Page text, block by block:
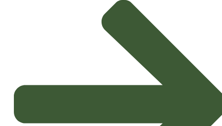
Durante o encontro, António Villalobos apresentou uma visão abrangente
que o setor da proteção de culturas está a
atravessar, destacando dois vetores de inovação cruciais para a
do futuro: o crescimento das Soluções Biológicas
agrícola, impulsionado pela necessidade de maior sustentabilidade e
eficiência: